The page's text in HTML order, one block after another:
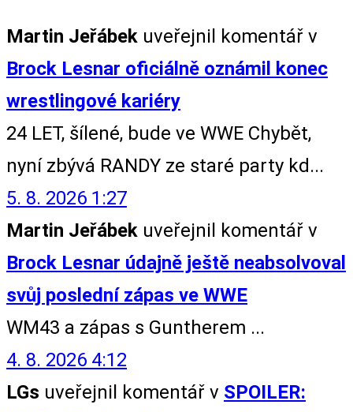
Martin Jeřábek uveřejnil komentář v
Brock Lesnar oficiálně oznámil konec
wrestlingové kariéry
24 LET, šílené, bude ve WWE Chybět,
nyní zbývá RANDY ze staré party kd...
5. 8. 2026 1:27
Martin Jeřábek uveřejnil komentář v
Brock Lesnar údajně ještě neabsolvoval
svůj poslední zápas ve WWE
WM43 a zápas s Guntherem ...
4. 8. 2026 4:12
LGs uveřejnil komentář v SPOILER: